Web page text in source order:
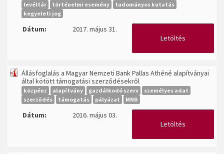
levéltár
történelmi esemény
tudományos kutatás
kegyeleti jog
Dátum:
2017. május 31.
Letöltés
Állásfoglalás a Magyar Nemzeti Bank Pallas Athéné alapítványai
által kötött támogatási szerződésekről
közpénz alapítvány gazdálkodó szerv
személyes adat
szerződés
támogatás pályázat MNB
Dátum:
2016. május 03.
Letöltés